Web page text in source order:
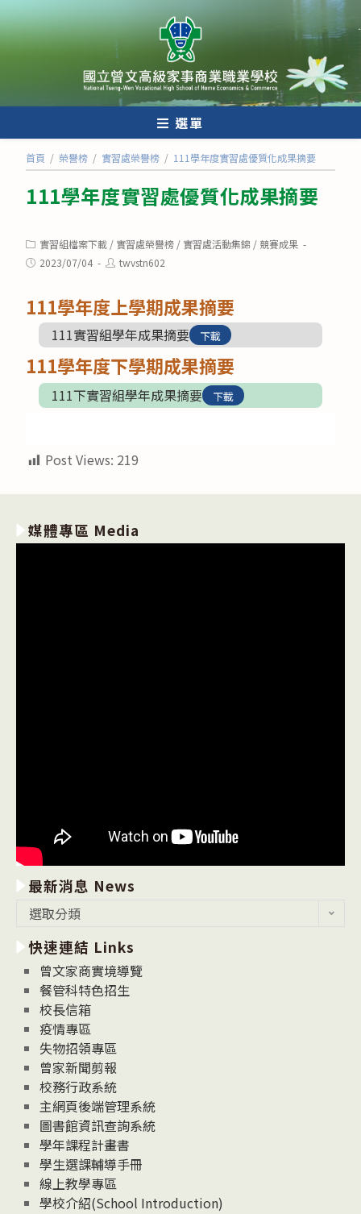
跳
轉
至
內
選單
首頁 / 榮譽榜 / 實習處榮譽榜 / 111學年度實習處優質化成果摘要
111學年度實習處優質化成果摘要
Post
category:
實習組檔案下載 / 實習處榮譽榜 / 實習處活動集錦 / 競賽成果
Post2023/07/04
Posttwvstn602
111學年度上學期成果摘要
111實習組學年成果摘要 下載
111學年度下學期成果摘要
111下實習組學年成果摘要 下載
Post Views: 219
媒體專區 Media
最新消息 News
消
息
News
選取分類
快速連結 Links
曾文家商實境導覽
餐管科特色招生
校長信箱
疫情專區
失物招領專區
曾家新聞剪報
校務行政系統
主網頁後端管理系統
圖書館資訊查詢系統
學年課程計畫書
學生選課輔導手冊
線上教學專區
學校介紹(School Introduction)